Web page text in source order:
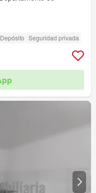
Depósito Seguridad privada